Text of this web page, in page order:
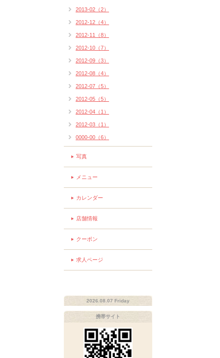
2013-02（2）
2012-12（4）
2012-11（8）
2012-10（7）
2012-09（3）
2012-08（4）
2012-07（5）
2012-05（5）
2012-04（1）
2012-03（1）
0000-00（6）
写真
メニュー
カレンダー
店舗情報
クーポン
求人ページ
2026.08.07 Friday
携帯サイト